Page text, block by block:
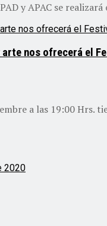
y APAC se
nos ofrecerá el
a las 19:00 Hrs.
2020